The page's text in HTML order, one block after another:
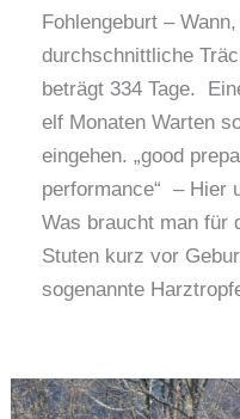
Fohlengeburt –
durchschnittliche
beträgt 334 Tage.
elf Monaten Warten
eingehen. „good
performance“ – Hier
Was braucht man für
Stuten kurz vor
sogenannte